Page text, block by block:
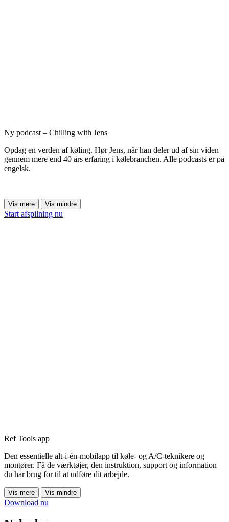
Ny podcast – Chilling with Jens
Opdag en verden af køling. Hør Jens, når han deler ud af sin viden
gennem mere end 40 års erfaring i kølebranchen. Alle podcasts er på
engelsk.
Vis mere Vis mindre
Start afspilning nu
Ref Tools app
Den essentielle alt-i-én-mobilapp til køle- og A/C-teknikere og
montører. Få de værktøjer, den instruktion, support og information
du har brug for til at udføre dit arbejde.
Vis mere Vis mindre
Download nu